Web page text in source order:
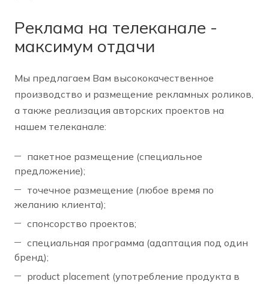
Реклама на телеканале -
максимум отдачи
Мы предлагаем Вам высококачественное
производство и размещение рекламных роликов,
а также реализация авторских проектов на
нашем телеканале:
пакетное размещение (специальное
предложение);
точечное размещение (любое время по
желанию клиента);
спонсорство проектов;
специальная программа (адаптация под один
бренд);
product placement (употребление продукта в